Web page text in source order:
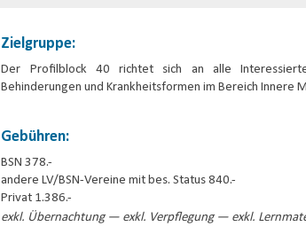
Zielgruppe:
Der Profilblock 40 richtet sich an alle
Behinderungen und Krankheitsformen im Bereich Innere
Gebühren:
BSN 378.-
andere LV/BSN-Vereine mit bes. Status 840.-
Privat 1.386.-
exkl. Übernachtung — exkl. Verpflegung — exkl.